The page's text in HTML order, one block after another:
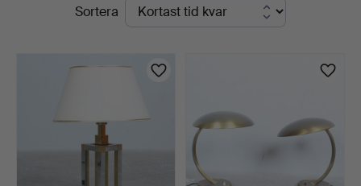
PågåendeSortera